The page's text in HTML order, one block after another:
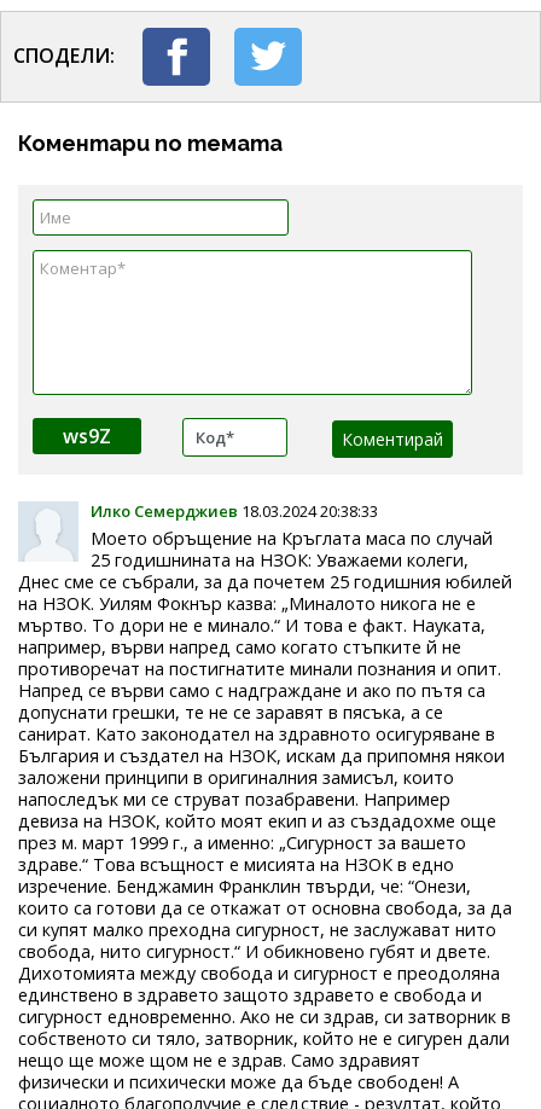
СПОДЕЛИ:
Коментари по темата
ws9Z
Илко Семерджиев 18.03.2024 20:38:33
Моето обръщение на Кръглата маса по случай
25 годишнината на НЗОК: Уважаеми колеги,
Днес сме се събрали, за да почетем 25 годишния юбилей
на НЗОК. Уилям Фокнър казва: „Миналото никога не е
мъртво. То дори не е минало.“ И това е факт. Науката,
например, върви напред само когато стъпките й не
противоречат на постигнатите минали познания и опит.
Напред се върви само с надграждане и ако по пътя са
допуснати грешки, те не се заравят в пясъка, а се
санират. Като законодател на здравното осигуряване в
България и създател на НЗОК, искам да припомня някои
заложени принципи в оригиналния замисъл, които
напоследък ми се струват позабравени. Например
девиза на НЗОК, който моят екип и аз създадохме още
през м. март 1999 г., а именно: „Сигурност за вашето
здраве.“ Това всъщност е мисията на НЗОК в едно
изречение. Бенджамин Франклин твърди, че: “Онези,
които са готови да се откажат от основна свобода, за да
си купят малко преходна сигурност, не заслужават нито
свобода, нито сигурност.“ И обикновено губят и двете.
Дихотомията между свобода и сигурност е преодоляна
единствено в здравето защото здравето е свобода и
сигурност едновременно. Ако не си здрав, си затворник в
собственото си тяло, затворник, който не е сигурен дали
нещо ще може щом не е здрав. Само здравият
физически и психически може да бъде свободен! А
социалното благополучие е следствие - резултат, който